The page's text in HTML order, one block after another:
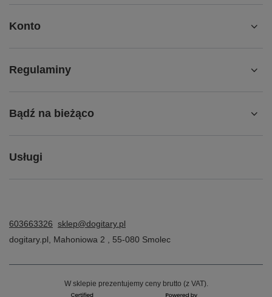
Konto
Regulaminy
Bądź na bieżąco
Usługi
603663326 sklep@dogitary.pl
dogitary.pl
Mahoniowa 2 55-080 Smolec
W sklepie prezentujemy ceny brutto (z VAT).